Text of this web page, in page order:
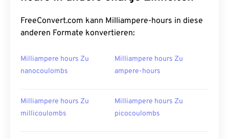
FreeConvert.com kann Milliampere-hours in diese
anderen Formate konvertieren:
Milliampere hours Zu
nanocoulombs
Milliampere hours Zu
ampere-hours
Milliampere hours Zu
millicoulombs
Milliampere hours Zu
picocoulombs